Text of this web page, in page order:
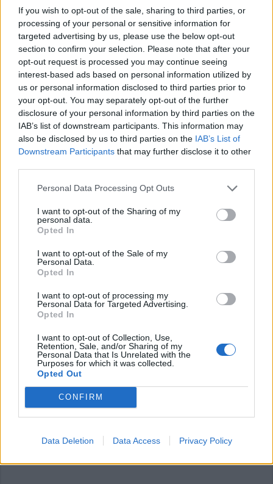
If you wish to opt-out of the sale, sharing to third parties, or
processing of your personal or sensitive information for
targeted advertising by us, please use the below opt-out
section to confirm your selection. Please note that after your
opt-out request is processed you may continue seeing
interest-based ads based on personal information utilized by
us or personal information disclosed to third parties prior to
your opt-out. You may separately opt-out of the further
disclosure of your personal information by third parties on the
IAB’s list of downstream participants. This information may
also be disclosed by us to third parties on the IAB’s List of
Downstream Participants that may further disclose it to other
Personal Data Processing Opt Outs
I want to opt-out of the Sharing of my
personal data.
Opted In
I want to opt-out of the Sale of my
Personal Data.
Opted In
I want to opt-out of processing my
Personal Data for Targeted Advertising.
Opted In
I want to opt-out of Collection, Use,
Retention, Sale, and/or Sharing of my
Personal Data that Is Unrelated with the
Purposes for which it was collected.
Opted Out
CONFIRM
Data Deletion Data Access Privacy Policy
LEGGI GLI ALTRI ARTICOLI DI
EVENTI
Selezioniamo per te
Il meglio di
Commenti
Accedi
articolo.
L'email è richiesta ma non verrà mostrata ai visitatori. Il contenuto di questo
commento esprime il pensiero dell'autore e non rappresenta la linea editoriale
possono essere automaticamente pubblicati senza filtro preventivo. I commenti
che includano uno o più link a siti esterni verranno rimossi in automatico dal